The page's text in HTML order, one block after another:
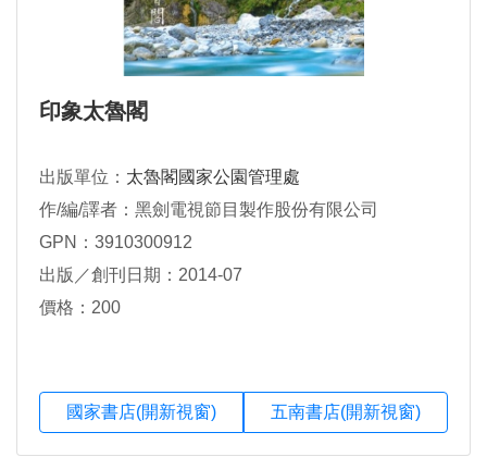
印象太魯閣
出版單位： 太魯閣國家公園管理處
作/編/譯者：黑劍電視節目製作股份有限公司
GPN：3910300912
出版／創刊日期：2014-07
價格：200
國家書店(開新視窗) 五南書店(開新視窗)